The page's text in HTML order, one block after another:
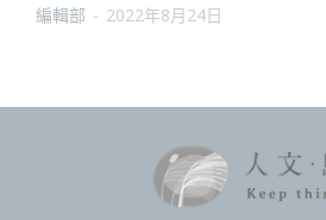
編輯部 - 2022年8月24日